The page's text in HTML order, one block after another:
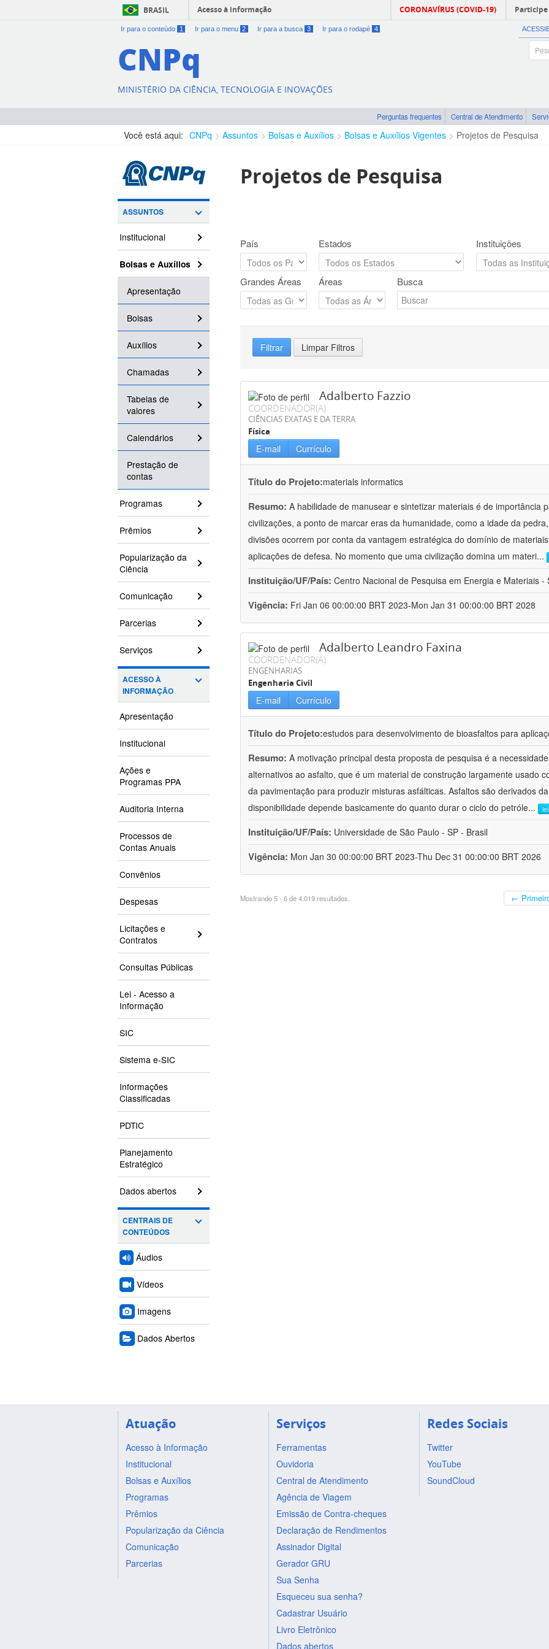
BRASIL Acesso à informação CORONAVÍRUS (COVID-19) Participe
Ir para o conteúdo 1 Ir para o menu 2 Ir para a busca 3 Ir para o rodapé 4
CNPq
MINISTÉRIO DA CIÊNCIA, TECNOLOGIA E INOVAÇÕES
Perguntas frequentes Central de Atendimento
Você está aqui: CNPq Assuntos Bolsas e Auxílios Bolsas e Auxílios Vigentes Projetos de Pesquisa
ASSUNTOS
Institucional
Bolsas e Auxílios
Apresentação
Bolsas
Auxílios
Chamadas
Tabelas de
valores
Calendários
Prestação de
contas
Programas
Prêmios
Popularização da
Ciência
Comunicação
Parcerias
Serviços
ACESSO À
INFORMAÇÃO
Apresentação
Institucional
Ações e
Programas PPA
Auditoria Interna
Processos de
Contas Anuais
Convênios
Despesas
Licitações e
Contratos
Consultas Públicas
Lei - Acesso a
Informação
SIC
Sistema e-SIC
Informações
Classificadas
PDTIC
Planejamento
Estratégico
Dados abertos
CENTRAIS DE
CONTEÚDOS
Áudios
Vídeos
Imagens
Dados Abertos
Projetos de Pesquisa
País Estados Instituições
Grandes Áreas Áreas Busca
Filtrar Limpar Filtros
Adalberto Fazzio
COORDENADOR(A)
CIÊNCIAS EXATAS E DA TERRA
Física
E-mail Currículo
Título do Projeto:materials informatics
Resumo: A habilidade de manusear e sintetizar materiais é de importância
civilizações, a ponto de marcar eras da humanidade, como a idade da
divisões ocorrem por conta da vantagem estratégica do domínio de
aplicações de defesa. No momento que uma civilização domina um materi...
Instituição/UF/País: Centro Nacional de Pesquisa em Energia e Materiais -
Vigência: Fri Jan 06 00:00:00 BRT 2023-Mon Jan 31 00:00:00 BRT 2028
Adalberto Leandro Faxina
COORDENADOR(A)
ENGENHARIAS
Engenharia Civil
E-mail Currículo
Título do Projeto:estudos para desenvolvimento de bioasfaltos para
Resumo: A motivação principal desta proposta de pesquisa é a
alternativos ao asfalto, que é um material de construção largamente usado
da pavimentação para produzir misturas asfálticas. Asfaltos são derivados
disponibilidade depende basicamente do quanto durar o ciclo do petróle...
Instituição/UF/País: Universidade de São Paulo - SP - Brasil
Vigência: Mon Jan 30 00:00:00 BRT 2023-Thu Dec 31 00:00:00 BRT 2026
Mostrando 5 - 6 de 4.019 resultados. ←
Atuação
Acesso à Informação
Institucional
Bolsas e Auxílios
Programas
Prêmios
Popularização da Ciência
Comunicação
Parcerias
Serviços
Ferramentas
Ouvidoria
Central de Atendimento
Agência de Viagem
Emissão de Contra-cheques
Declaração de Rendimentos
Assinador Digital
Gerador GRU
Sua Senha
Esqueceu sua senha?
Cadastrar Usuário
Livro Eletrônico
Dados abertos
Redes Sociais
Twitter
YouTube
SoundCloud